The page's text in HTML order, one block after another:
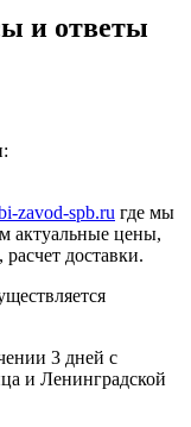
и ответы
zavod-spb.ru где мы
актуальные цены,
доставки.
3 дней с
и Ленинградской